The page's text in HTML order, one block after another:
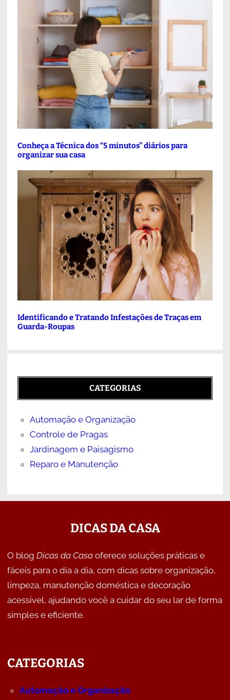
Conheça a Técnica dos “5 minutos” diários para
organizar sua casa
Identificando e Tratando Infestações de Traças em
Guarda-Roupas
CATEGORIAS
Automação e Organização
Controle de Pragas
Jardinagem e Paisagismo
Reparo e Manutenção
DICAS DA CASA
O blog Dicas da Casaoferece soluções práticas e
fáceis para o dia a dia, com dicas sobre organização,
limpeza, manutenção doméstica e decoração
acessível, ajudando você a cuidar do seu lar de forma
simples e eficiente.
CATEGORIAS
Automação e Organização